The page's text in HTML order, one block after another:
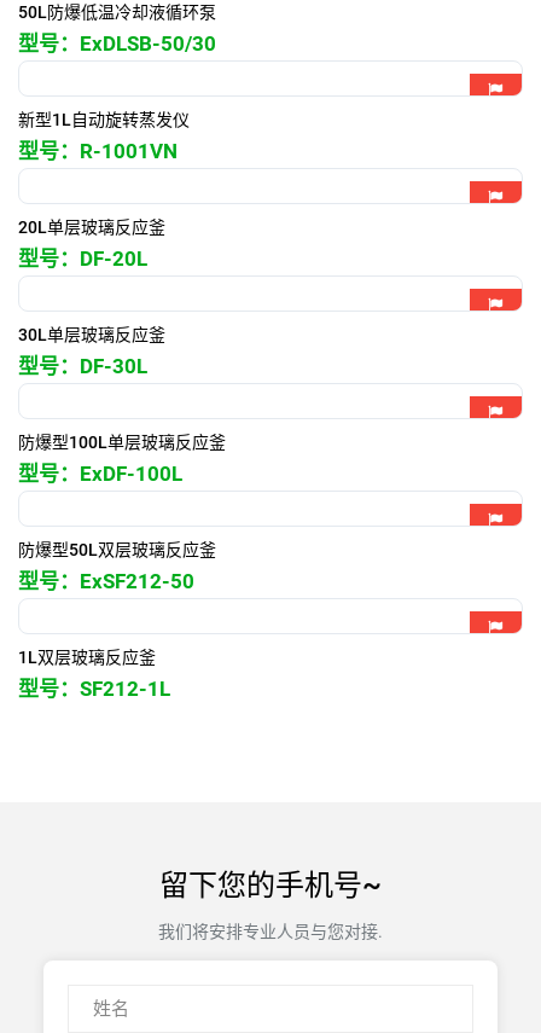
50L防爆低温冷却液循环泵
型号： ExDLSB-50/30
新型1L自动旋转蒸发仪
型号： R-1001VN
20L单层玻璃反应釜
型号： DF-20L
30L单层玻璃反应釜
型号： DF-30L
防爆型100L单层玻璃反应釜
型号： ExDF-100L
防爆型50L双层玻璃反应釜
型号： ExSF212-50
1L双层玻璃反应釜
型号： SF212-1L
留下您的手机号~
我们将安排专业人员与您对接.